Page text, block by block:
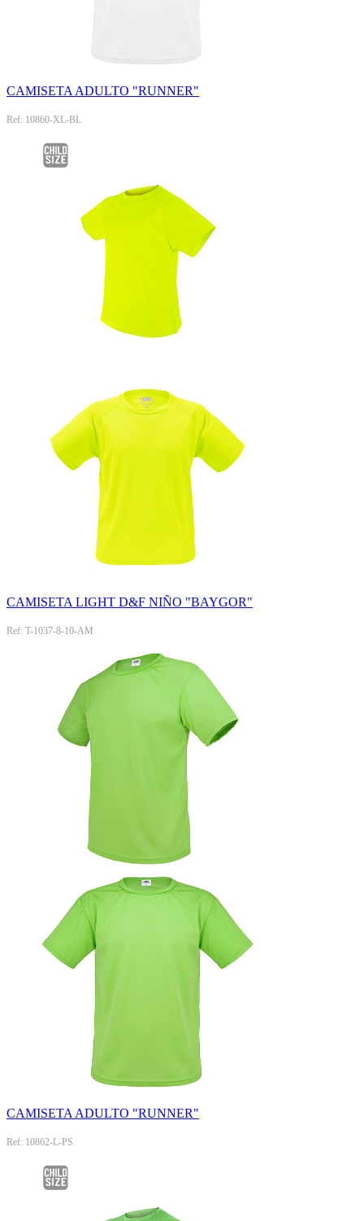
CAMISETA ADULTO "RUNNER"
Ref: 10860-XL-BL
CAMISETA LIGHT D&F NIÑO "BAYGOR"
Ref: T-1037-8-10-AM
CAMISETA ADULTO "RUNNER"
Ref: 10862-L-PS